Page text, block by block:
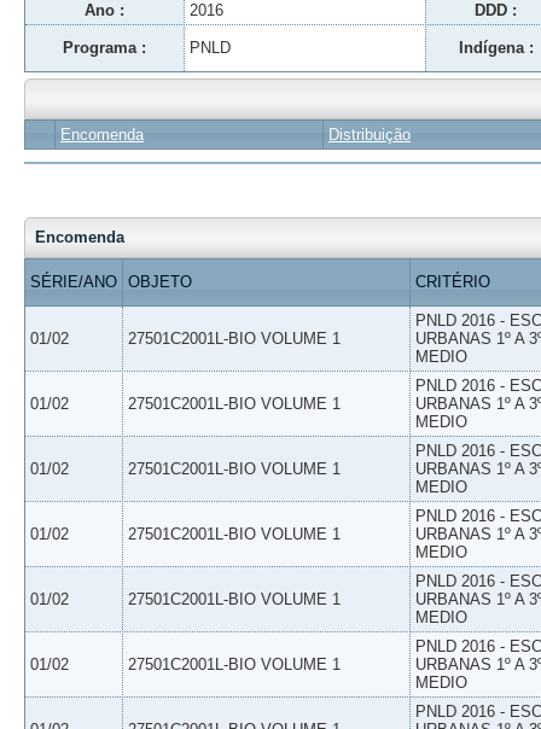
Ano : 2016 DDD :
Programa : PNLD Indígena :
Encomenda Distribuição
Encomenda
SÉRIE/ANO OBJETO CRITÉRIO
01/02 27501C2001L-BIO VOLUME 1
PNLD 2016 -
URBANAS 1º A
MEDIO
01/02 27501C2001L-BIO VOLUME 1
PNLD 2016 -
URBANAS 1º A
MEDIO
01/02 27501C2001L-BIO VOLUME 1
PNLD 2016 -
URBANAS 1º A
MEDIO
01/02 27501C2001L-BIO VOLUME 1
PNLD 2016 -
URBANAS 1º A
MEDIO
01/02 27501C2001L-BIO VOLUME 1
PNLD 2016 -
URBANAS 1º A
MEDIO
01/02 27501C2001L-BIO VOLUME 1
PNLD 2016 -
URBANAS 1º A
MEDIO
PNLD 2016 -